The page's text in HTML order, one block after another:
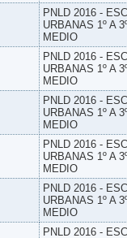
PNLD 2016 -
URBANAS 1º A
MEDIO
PNLD 2016 -
URBANAS 1º A
MEDIO
PNLD 2016 -
URBANAS 1º A
MEDIO
PNLD 2016 -
URBANAS 1º A
MEDIO
PNLD 2016 -
URBANAS 1º A
MEDIO
PNLD 2016 -